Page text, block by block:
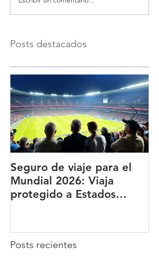
Posts destacados
Seguro de viaje para el
Mundial 2026: Viaja
protegido a Estados
Posts recientes